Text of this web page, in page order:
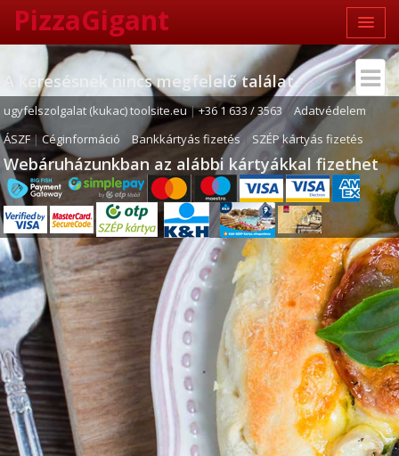
PizzaGigant
A keresésnek nincs megfelelő találat.
ugyfelszolgalat (kukac) toolsite.eu|+36 1 633 / 3563 |Adatvédelem
ÁSZF|Céginformáció Bankkártyás fizetés SZÉP kártyás fizetés
Webáruházunkban az alábbi kártyákkal fizethet